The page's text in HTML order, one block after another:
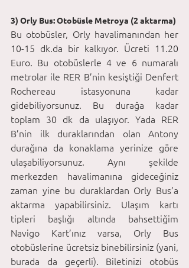
3) Orly Bus: Otobüsle Metroya (2 aktarma)
Bu otobüsler, Orly havalimanından her
10-15 dk.da bir kalkıyor. Ücreti 11.20
Euro. Bu otobüslerle 4 ve 6 numaralı
metrolar ile RER B’nin kesiştiği Denfert
Rochereau istasyonuna kadar
gidebiliyorsunuz. Bu durağa kadar
toplam 30 dk da ulaşıyor. Yada RER
B’nin ilk duraklarından olan Antony
durağına da konaklama yerinize göre
ulaşabiliyorsunuz. Aynı şekilde
merkezden havalimanına gideceğiniz
zaman yine bu duraklardan Orly Bus’a
aktarma yapabilirsiniz. Ulaşım kartı
tipleri başlığı altında bahsettiğim
Navigo Kart’ınız varsa, Orly Bus
otobüslerine ücretsiz binebilirsiniz (yani,
burada da geçerli). Biletinizi otobüs